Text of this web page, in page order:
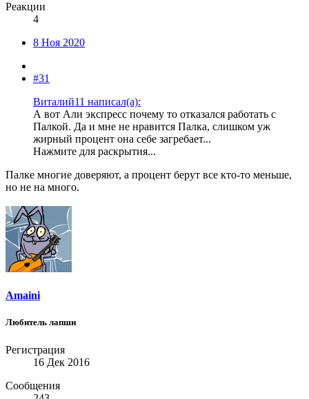
Реакции
4
8 Ноя 2020
#31
Виталий11 написал(а):
А вот Али экспресс почему то отказался работать с
Палкой. Да и мне не нравится Палка, слишком уж
жирный процент она себе загребает...
Нажмите для раскрытия...
Палке многие доверяют, а процент берут все кто-то меньше,
но не на много.
Amaini
Любитель лапши
Регистрация
16 Дек 2016
Сообщения